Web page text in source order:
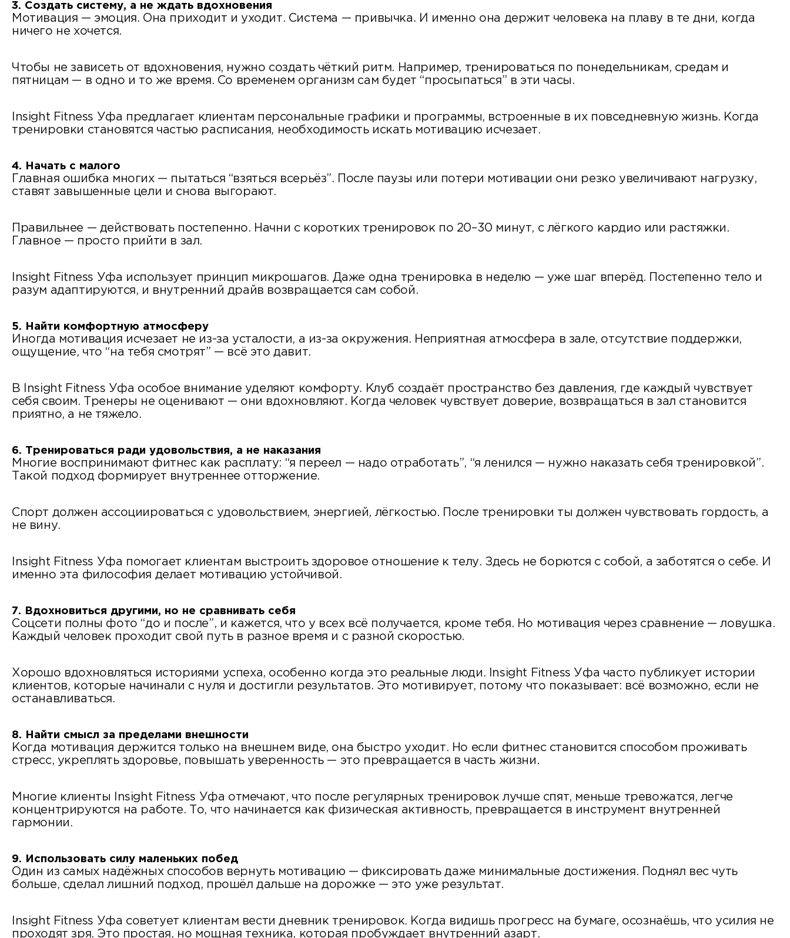
3. Создать систему, а не ждать вдохновения
Мотивация — эмоция. Она приходит и уходит. Система — привычка. И именно она держит человека на плаву в те дни, когда
ничего не хочется.
Чтобы не зависеть от вдохновения, нужно создать чёткий ритм. Например, тренироваться по понедельникам, средам и
пятницам — в одно и то же время. Со временем организм сам будет “просыпаться” в эти часы.
Insight Fitness Уфа предлагает клиентам персональные графики и программы, встроенные в их повседневную жизнь. Когда
тренировки становятся частью расписания, необходимость искать мотивацию исчезает.
4. Начать с малого
Главная ошибка многих — пытаться “взяться всерьёз”. После паузы или потери мотивации они резко увеличивают нагрузку,
ставят завышенные цели и снова выгорают.
Правильнее — действовать постепенно. Начни с коротких тренировок по 20–30 минут, с лёгкого кардио или растяжки.
Главное — просто прийти в зал.
Insight Fitness Уфа использует принцип микрошагов. Даже одна тренировка в неделю — уже шаг вперёд. Постепенно тело и
разум адаптируются, и внутренний драйв возвращается сам собой.
5. Найти комфортную атмосферу
Иногда мотивация исчезает не из-за усталости, а из-за окружения. Неприятная атмосфера в зале, отсутствие поддержки,
ощущение, что “на тебя смотрят” — всё это давит.
В Insight Fitness Уфа особое внимание уделяют комфорту. Клуб создаёт пространство без давления, где каждый чувствует
себя своим. Тренеры не оценивают — они вдохновляют. Когда человек чувствует доверие, возвращаться в зал становится
приятно, а не тяжело.
6. Тренироваться ради удовольствия, а не наказания
Многие воспринимают фитнес как расплату: “я переел — надо отработать”, “я ленился — нужно наказать себя тренировкой”.
Такой подход формирует внутреннее отторжение.
Спорт должен ассоциироваться с удовольствием, энергией, лёгкостью. После тренировки ты должен чувствовать гордость, а
не вину.
Insight Fitness Уфа помогает клиентам выстроить здоровое отношение к телу. Здесь не борются с собой, а заботятся о себе. И
именно эта философия делает мотивацию устойчивой.
7. Вдохновиться другими, но не сравнивать себя
Соцсети полны фото “до и после”, и кажется, что у всех всё получается, кроме тебя. Но мотивация через сравнение — ловушка.
Каждый человек проходит свой путь в разное время и с разной скоростью.
Хорошо вдохновляться историями успеха, особенно когда это реальные люди. Insight Fitness Уфа часто публикует истории
клиентов, которые начинали с нуля и достигли результатов. Это мотивирует, потому что показывает: всё возможно, если не
останавливаться.
8. Найти смысл за пределами внешности
Когда мотивация держится только на внешнем виде, она быстро уходит. Но если фитнес становится способом проживать
стресс, укреплять здоровье, повышать уверенность — это превращается в часть жизни.
Многие клиенты Insight Fitness Уфа отмечают, что после регулярных тренировок лучше спят, меньше тревожатся, легче
концентрируются на работе. То, что начинается как физическая активность, превращается в инструмент внутренней
гармонии.
9. Использовать силу маленьких побед
Один из самых надёжных способов вернуть мотивацию — фиксировать даже минимальные достижения. Поднял вес чуть
больше, сделал лишний подход, прошёл дальше на дорожке — это уже результат.
Insight Fitness Уфа советует клиентам вести дневник тренировок. Когда видишь прогресс на бумаге, осознаёшь, что усилия не
проходят зря. Это простая, но мощная техника, которая пробуждает внутренний азарт.